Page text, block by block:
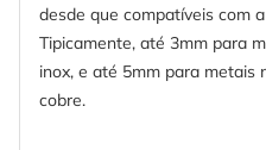
desde que compatíveis com
Tipicamente, até 3mm para
inox, e até 5mm para metais
cobre.